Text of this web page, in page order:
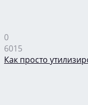
0
6015
Как просто